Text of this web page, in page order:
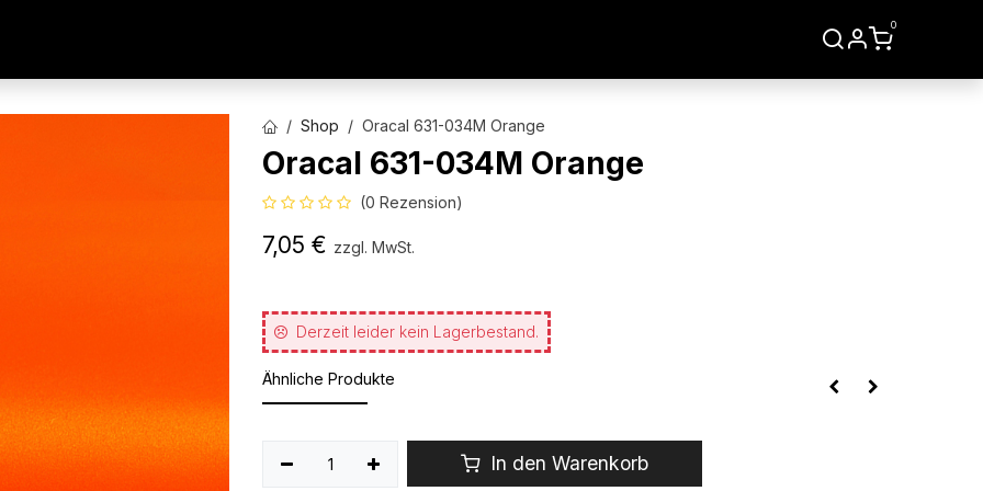
0
Shop Oracal 631-034M Orange
Oracal 631-034M Orange
(0 Rezension)
7,05 € zzgl. MwSt.
Derzeit leider kein Lagerbestand.
Ähnliche Produkte
In den Warenkorb